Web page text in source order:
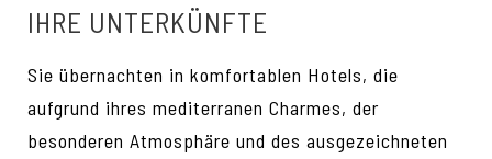
IHRE UNTERKÜNFTE
Sie übernachten in komfortablen Hotels, die
aufgrund ihres mediterranen Charmes, der
besonderen Atmosphäre und des ausgezeichneten